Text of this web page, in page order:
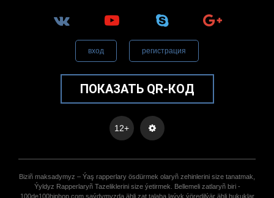
вход регистрация
ПОКАЗАТЬ QR-КОД
12+
Biziñ maksadymyz – Ýaş rapperlary ösdürmek olaryñ zehinlerini size tanatmak,
Ýyldyz Rapperlaryñ Tazeliklerini size ýetirmek. Bellemeli zatlaryñ biri -
100de100hiphop.com saýdymyzda ähli zat talaba laýyk ýöredilýär ähli hukuklar